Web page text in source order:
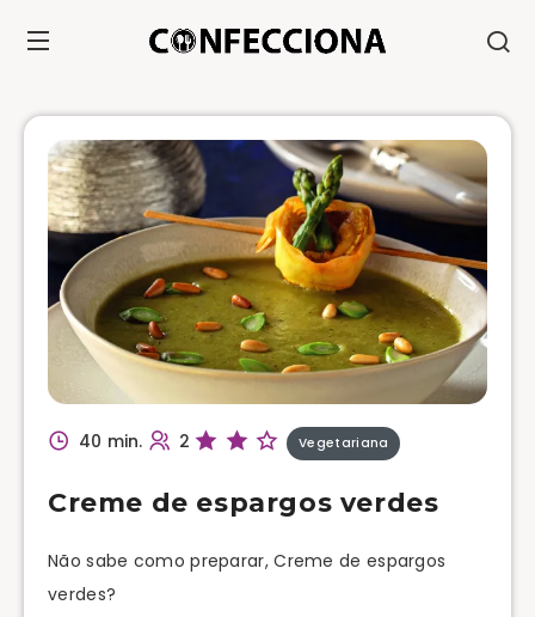
40 min. 2 Vegetariana
Creme de espargos verdes
Não sabe como preparar, Creme de espargos
verdes?